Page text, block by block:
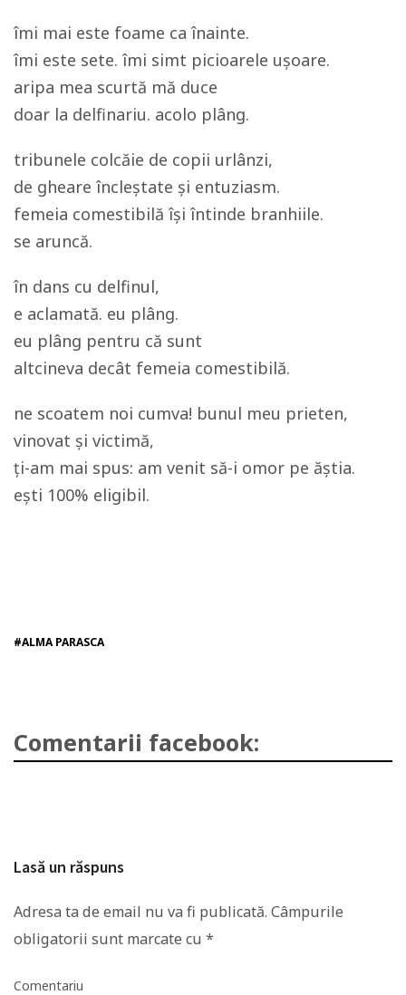
îmi mai este foame ca înainte.
îmi este sete. îmi simt picioarele ușoare.
aripa mea scurtă mă duce
doar la delfinariu. acolo plâng.
tribunele colcăie de copii urlânzi,
de gheare încleștate și entuziasm.
femeia comestibilă își întinde branhiile.
se aruncă.
în dans cu delfinul,
e aclamată. eu plâng.
eu plâng pentru că sunt
altcineva decât femeia comestibilă.
ne scoatem noi cumva! bunul meu prieten,
vinovat și victimă,
ți-am mai spus: am venit să-i omor pe ăștia.
ești 100% eligibil.
#ALMA PARASCA
Comentarii facebook:
Lasă un răspuns
Adresa ta de email nu va fi publicată. Câmpurile
obligatorii sunt marcate cu *
Comentariu